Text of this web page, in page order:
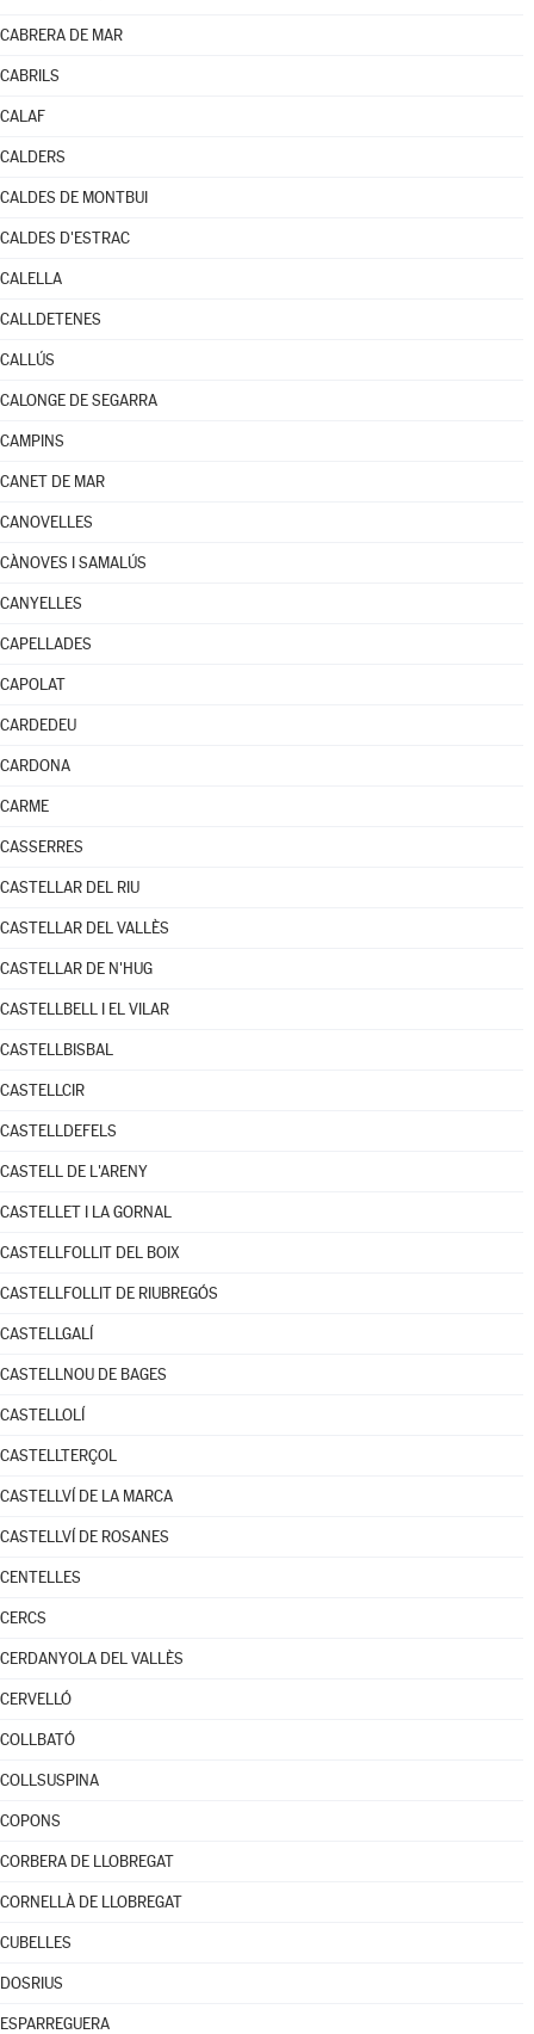
CABRERA DE MAR
CABRILS
CALAF
CALDERS
CALDES DE MONTBUI
CALDES D'ESTRAC
CALELLA
CALLDETENES
CALLÚS
CALONGE DE SEGARRA
CAMPINS
CANET DE MAR
CANOVELLES
CÀNOVES I SAMALÚS
CANYELLES
CAPELLADES
CAPOLAT
CARDEDEU
CARDONA
CARME
CASSERRES
CASTELLAR DEL RIU
CASTELLAR DEL VALLÈS
CASTELLAR DE N'HUG
CASTELLBELL I EL VILAR
CASTELLBISBAL
CASTELLCIR
CASTELLDEFELS
CASTELL DE L'ARENY
CASTELLET I LA GORNAL
CASTELLFOLLIT DEL BOIX
CASTELLFOLLIT DE RIUBREGÓS
CASTELLGALÍ
CASTELLNOU DE BAGES
CASTELLOLÍ
CASTELLTERÇOL
CASTELLVÍ DE LA MARCA
CASTELLVÍ DE ROSANES
CENTELLES
CERCS
CERDANYOLA DEL VALLÈS
CERVELLÓ
COLLBATÓ
COLLSUSPINA
COPONS
CORBERA DE LLOBREGAT
CORNELLÀ DE LLOBREGAT
CUBELLES
DOSRIUS
ESPARREGUERA